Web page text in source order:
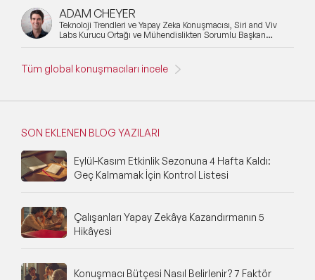
ADAM CHEYER
Teknoloji Trendleri ve Yapay Zeka Konuşmacısı, Siri and Viv
Labs Kurucu Ortağı ve Mühendislikten Sorumlu Başkan
Tüm global konuşmacıları incele
SON EKLENEN BLOG YAZILARI
Eylül-Kasım Etkinlik Sezonuna 4 Hafta Kaldı:
Geç Kalmamak İçin Kontrol Listesi
Çalışanları Yapay Zekâya Kazandırmanın 5
Hikâyesi
Konuşmacı Bütçesi Nasıl Belirlenir? 7 Faktör